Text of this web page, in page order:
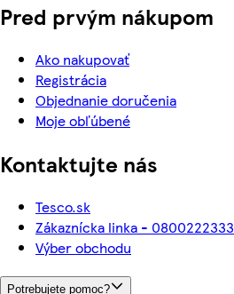
Pred prvým nákupom
Ako nakupovať
Registrácia
Objednanie doručenia
Moje obľúbené
Kontaktujte nás
Tesco.sk
Zákaznícka linka - 0800222333
Výber obchodu
Potrebujete pomoc?